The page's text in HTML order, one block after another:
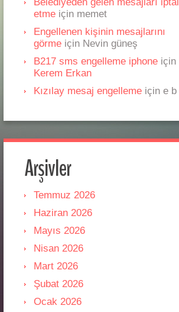
etme için memet
Engellenen kişinin mesajlarını
görme için Nevin güneş
B217 sms engelleme iphone için
Kerem Erkan
Kızılay mesaj engelleme için e b
Arşivler
Temmuz 2026
Haziran 2026
Mayıs 2026
Nisan 2026
Mart 2026
Şubat 2026
Ocak 2026